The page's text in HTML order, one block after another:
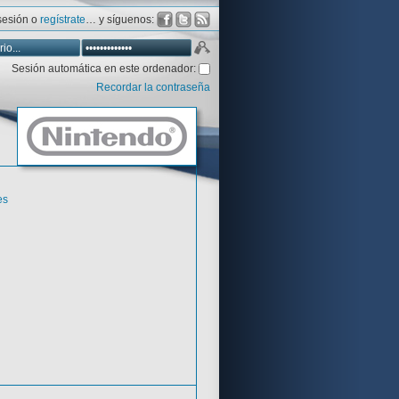
Database
o regístrate … y síguenos:
Sesión automática en este ordenador:
Recordar la contraseña